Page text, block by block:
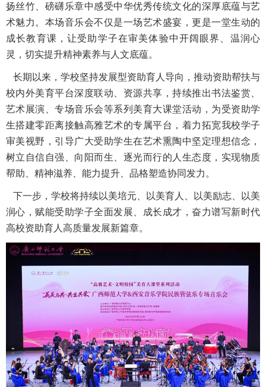
扬丝竹、磅礴乐章中感受中华优秀传统文化的深厚底蕴与艺
术魅力。本场音乐会不仅是一场艺术盛宴，更是一堂生动的
成长教育课，让受助学子在审美体验中开阔眼界、温润心
灵，切实提升精神素养与人文底蕴。
长期以来，学校坚持发展型资助育人导向，推动资助帮扶与
校内外美育平台深度联动、资源共享，持续推出书法鉴赏、
艺术展演、专场音乐会等系列美育大课堂活动，为受资助学
生搭建零距离接触高雅艺术的专属平台，着力拓宽我校学子
审美视野，引导广大受助学生在艺术熏陶中坚定理想信念，
树立自信自强、向阳而生、逐光而行的人生态度，实现物质
帮助、精神滋养、能力提升、品格塑造协同发力。
下一步，学校将持续以美培元、以美育人、以美励志、以美
润心，赋能受助学子全面发展、成长成才，奋力谱写新时代
高校资助育人高质量发展新篇章。